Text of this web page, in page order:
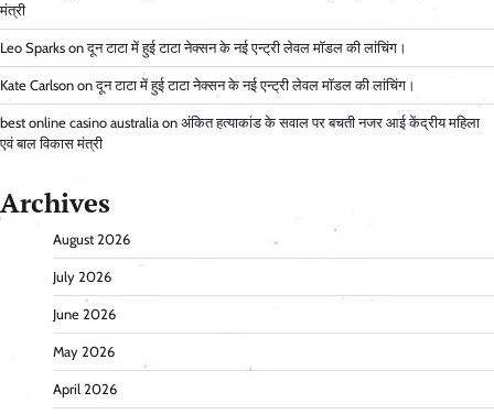
मंत्री
Leo Sparks onदून टाटा में हुई टाटा नेक्सन के नई एन्ट्री लेवल मॉडल की लांचिंग।
Kate Carlson onदून टाटा में हुई टाटा नेक्सन के नई एन्ट्री लेवल मॉडल की लांचिंग।
best online casino australia on अंकित हत्याकांड के सवाल पर बचती नजर आई केंद्रीय महिला
एवं बाल विकास मंत्री
Archives
August 2026
July 2026
June 2026
May 2026
April 2026